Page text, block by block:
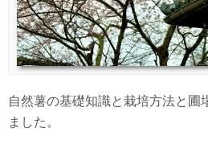
自然薯の基礎知識と栽培方法と圃
ました。